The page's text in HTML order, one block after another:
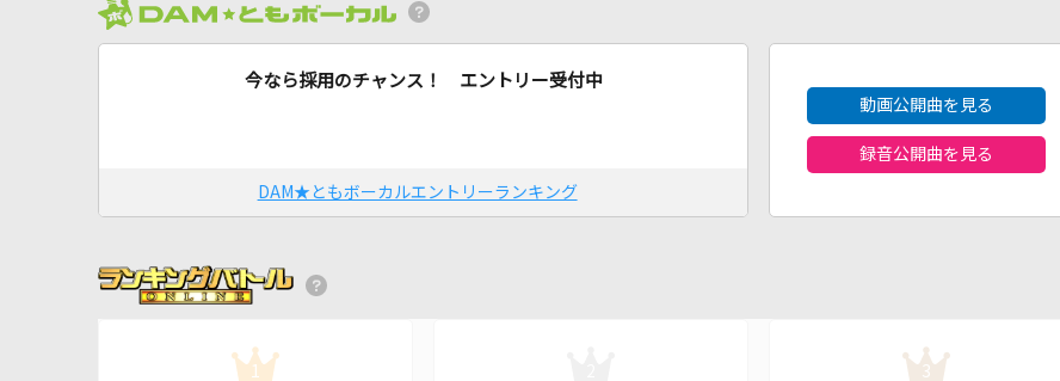
今なら採用のチャンス！ エントリー受付中
DAM★ともボーカルエントリーランキング
動画公開曲を見る
録音公開曲を見る
1 3